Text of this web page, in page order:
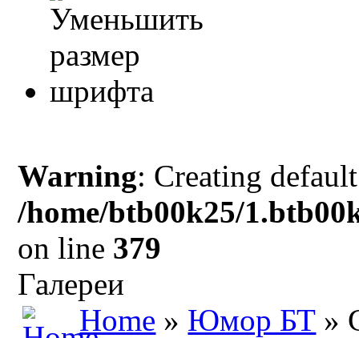
Warning: Creating
/home/btb00k25/
on line 379
Галереи
Home » Юмор БТ »